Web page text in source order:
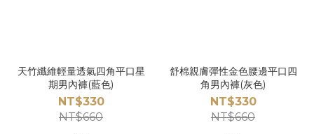
天竹纖維輕量透氣四角平口星
期男內褲(藍色)
NT$330
NT$660
舒棉親膚彈性金色腰邊平口四
角男內褲(灰色)
NT$330
NT$660